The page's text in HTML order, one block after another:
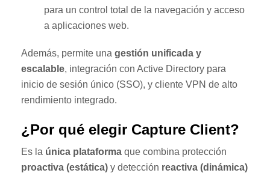
para un control total de la navegación y acceso
a aplicaciones web.
Además, permite una gestión unificada y
escalable, integración con Active Directory para
inicio de sesión único (SSO), y cliente VPN de alto
rendimiento integrado.
¿Por qué elegir Capture Client?
Es la única plataforma que combina protección
proactiva (estática) y detección reactiva (dinámica)